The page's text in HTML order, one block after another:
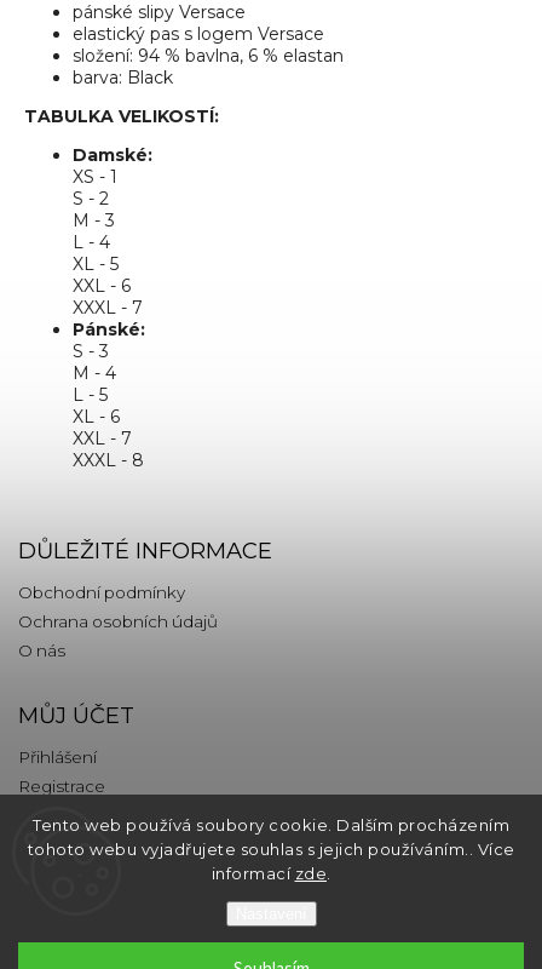
Tento web používá soubory cookie. Dalším procházením
tohoto webu vyjadřujete souhlas s jejich používáním.. Více
informací zde
pánské slipy Versace
elastický pas s logem Versace
složení: 94 % bavlna, 6 % elastan
barva: Black
TABULKA VELIKOSTÍ:
Damské:
XS - 1
S - 2
M - 3
L - 4
XL - 5
XXL - 6
XXXL - 7
Pánské:
S - 3
M - 4
L - 5
XL - 6
XXL - 7
XXXL - 8
DŮLEŽITÉ INFORMACE
Obchodní podmínky
Ochrana osobních údajů
O nás
MŮJ ÚČET
Přihlášení
Registrace
KONTAKT